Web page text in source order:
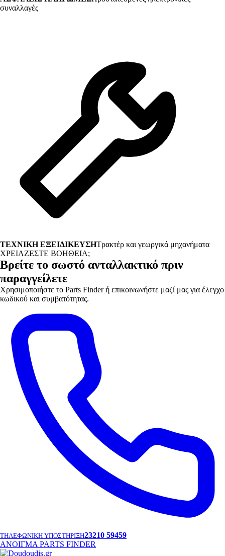
συναλλαγές
ΤΕΧΝΙΚΗ ΕΞΕΙΔΙΚΕΥΣΗΤρακτέρ και γεωργικά μηχανήματα
ΧΡΕΙΑΖΕΣΤΕ ΒΟΗΘΕΙΑ;
Βρείτε το σωστό ανταλλακτικό πριν
παραγγείλετε
Χρησιμοποιήστε το Parts Finder ή επικοινωνήστε μαζί μας για έλεγχο
κωδικού και συμβατότητας.
ΤΗΛΕΦΩΝΙΚΗ ΥΠΟΣΤΗΡΙΞΗ23210 59459
ΑΝΟΙΓΜΑ PARTS FINDER